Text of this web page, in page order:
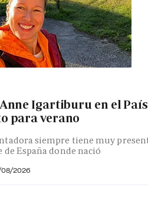
Igartiburu en el País
para verano
siempre tiene muy
España donde nació
2026